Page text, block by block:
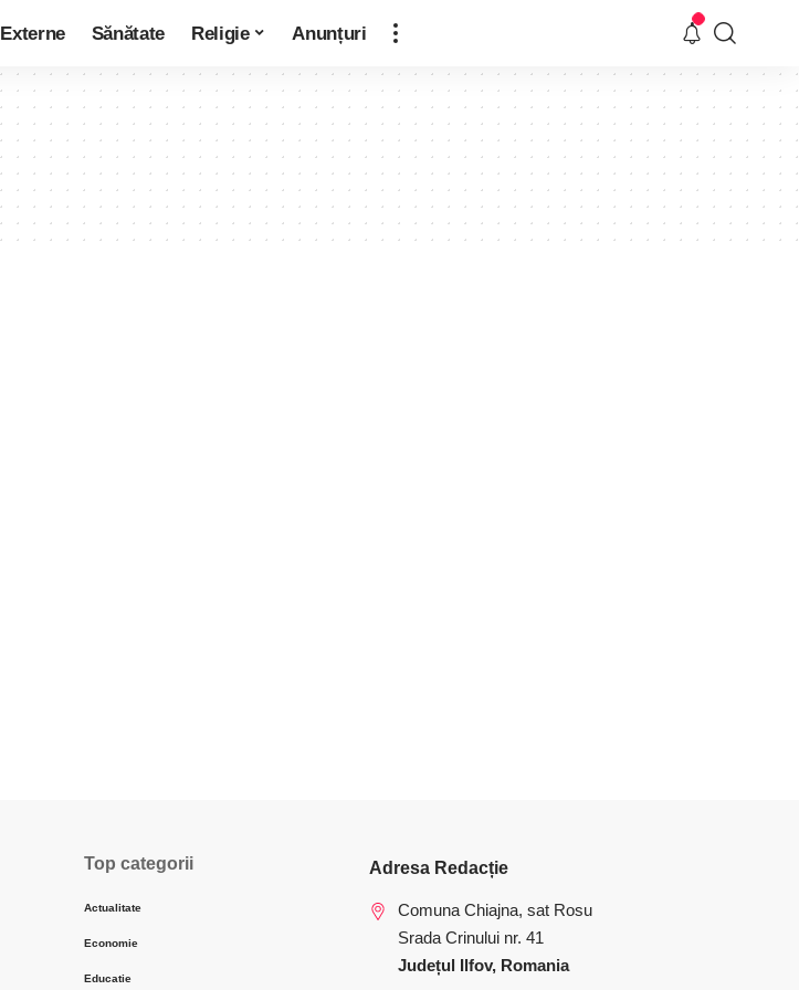
Externe Sănătate Religie Anunțuri
Top categorii
Actualitate
Economie
Educatie
Adresa Redacție
Comuna Chiajna, sat Rosu
Srada Crinului nr. 41
Județul Ilfov, Romania